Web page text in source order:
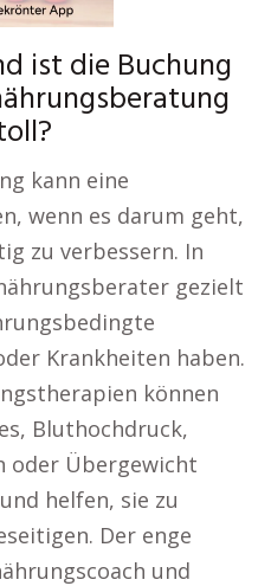
ist die Buchung
kann eine
wenn es darum geht,
zu verbessern. In
gezielt
Krankheiten haben.
können
Bluthochdruck,
oder Übergewicht
helfen, sie zu
Der enge
und